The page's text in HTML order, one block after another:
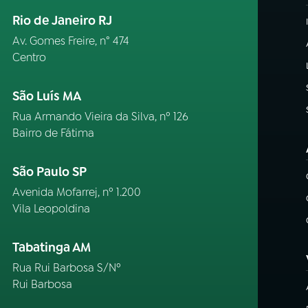
Rio de Janeiro RJ
Av. Gomes Freire, n° 474
Centro
São Luís MA
Rua Armando Vieira da Silva, nº 126
Bairro de Fátima
São Paulo SP
Avenida Mofarrej, nº 1.200
Vila Leopoldina
Tabatinga AM
Rua Rui Barbosa S/Nº
Rui Barbosa